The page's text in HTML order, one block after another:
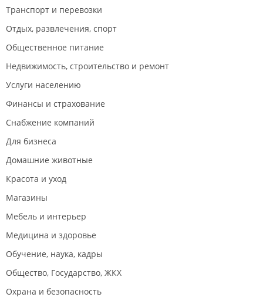
Транспорт и перевозки
Отдых, развлечения, спорт
Общественное питание
Недвижимость, строительство и ремонт
Услуги населению
Финансы и страхование
Снабжение компаний
Для бизнеса
Домашние животные
Красота и уход
Магазины
Мебель и интерьер
Медицина и здоровье
Обучение, наука, кадры
Общество, Государство, ЖКХ
Охрана и безопасность